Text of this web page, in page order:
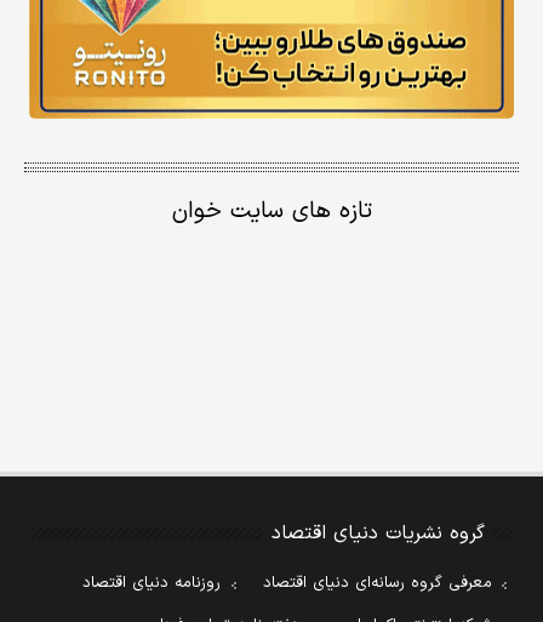
تازه های سایت خوان
گروه نشریات دنیای اقتصاد
معرفی گروه رسانه‌ای دنیای اقتصاد
روزنامه دنیای اقتصاد